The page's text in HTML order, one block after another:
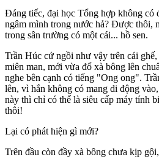
Đáng tiếc, đại học Tổng hợp không có
ngâm mình trong nước hả? Được thôi,
trong sân trường có một cái... hồ sen.
Trần Húc cứ ngồi như vậy trên cái
miên man, mới vừa đổ xà bông lên
nghe bên cạnh có tiếng "Ong ong".
lên, vì hắn không có mang di động
này thì chỉ có thể là siêu cấp máy tính
thôi!
Lại có phát hiện gì mới?
Trên đầu còn đầy xà bông chưa kịp